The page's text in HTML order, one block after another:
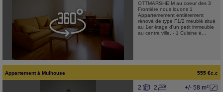
OTTMARSHEIM au coeur des 3
Frontière nous louons 1
Appartemement entièrement
rénové de type F1/2 meublé situé
au 1er étage d'un petit immeuble
au centre ville. - 1 Cuisine é...
Appartement à Mulhouse 555 €c.c
+/- 58 m²
2 2